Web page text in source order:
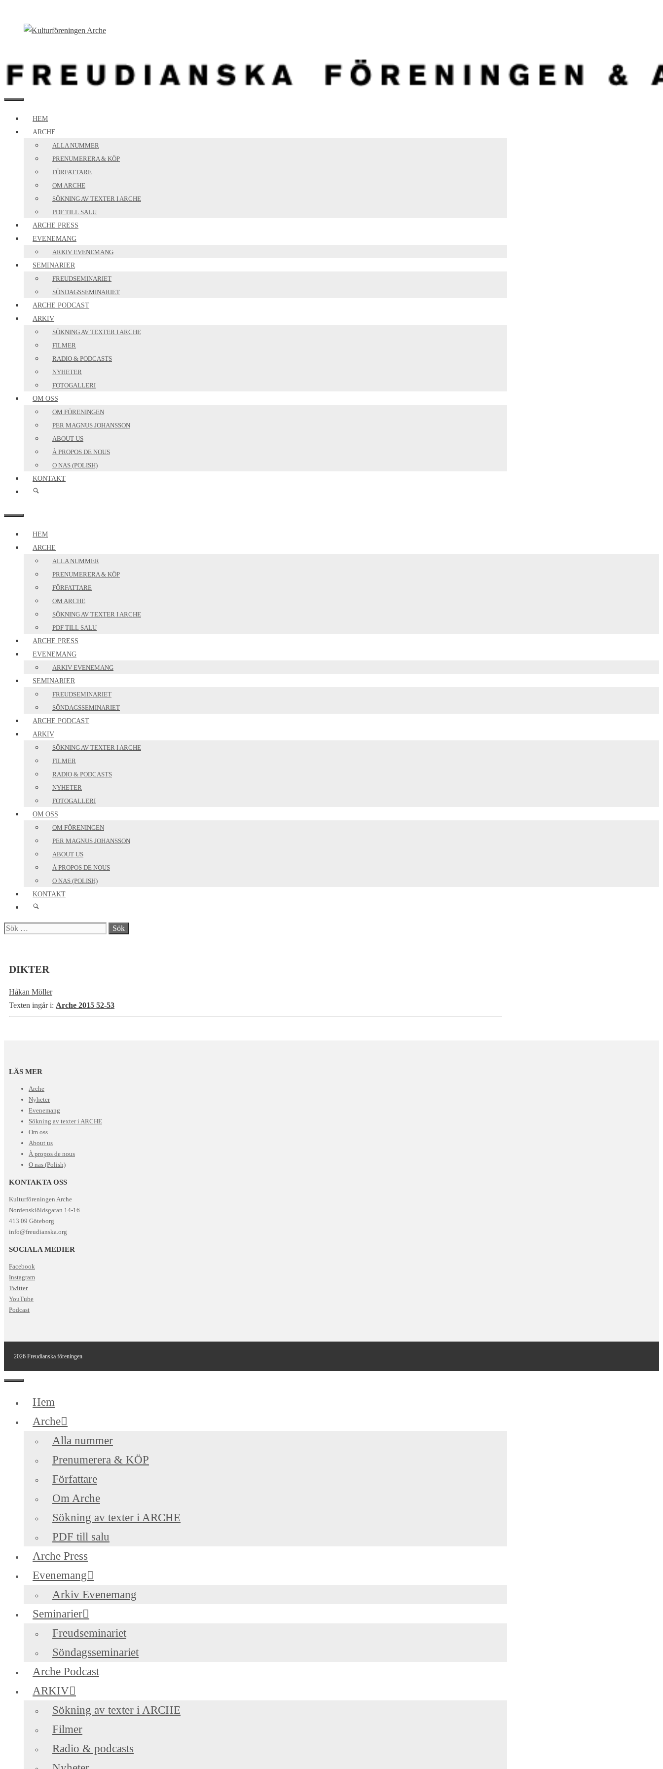
MENY
HEM
ARCHE
ALLA NUMMER
PRENUMERERA & KÖP
FÖRFATTARE
OM ARCHE
SÖKNING AV TEXTER I ARCHE
PDF TILL SALU
ARCHE PRESS
EVENEMANG
ARKIV EVENEMANG
SEMINARIER
FREUDSEMINARIET
SÖNDAGSSEMINARIET
ARCHE PODCAST
ARKIV
SÖKNING AV TEXTER I ARCHE
FILMER
RADIO & PODCASTS
NYHETER
FOTOGALLERI
OM OSS
OM FÖRENINGEN
PER MAGNUS JOHANSSON
ABOUT US
À PROPOS DE NOUS
O NAS (POLISH)
KONTAKT
MENY
HEM
ARCHE
ALLA NUMMER
PRENUMERERA & KÖP
FÖRFATTARE
OM ARCHE
SÖKNING AV TEXTER I ARCHE
PDF TILL SALU
ARCHE PRESS
EVENEMANG
ARKIV EVENEMANG
SEMINARIER
FREUDSEMINARIET
SÖNDAGSSEMINARIET
ARCHE PODCAST
ARKIV
SÖKNING AV TEXTER I ARCHE
FILMER
RADIO & PODCASTS
NYHETER
FOTOGALLERI
OM OSS
OM FÖRENINGEN
PER MAGNUS JOHANSSON
ABOUT US
À PROPOS DE NOUS
O NAS (POLISH)
KONTAKT
Sök
DIKTER
Håkan Möller
Texten ingår i: Arche 2015 52-53
LÄS MER
Arche
Nyheter
Evenemang
Sökning av texter i ARCHE
Om oss
About us
À propos de nous
O nas (Polish)
KONTAKTA OSS
Kulturföreningen Arche
Nordenskiöldsgatan 14-16
413 09 Göteborg
info@freudianska.org
SOCIALA MEDIER
Facebook
Instagram
Twitter
YouTube
Podcast
2026 Freudianska föreningen
Stäng
Hem
Arche
Alla nummer
Prenumerera & KÖP
Författare
Om Arche
Sökning av texter i ARCHE
PDF till salu
Arche Press
Evenemang
Arkiv Evenemang
Seminarier
Freudseminariet
Söndagsseminariet
Arche Podcast
ARKIV
Sökning av texter i ARCHE
Filmer
Radio & podcasts